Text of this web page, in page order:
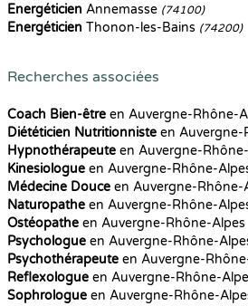
Energéticien Annemasse (74100)
Energéticien Thonon-les-Bains (74200)
Recherches associées
Coach Bien-être en Auvergne-Rhône-
Diététicien Nutritionniste en Auvergne-
Hypnothérapeute en Auvergne-
Kinesiologue en Auvergne-Rhône-
Médecine Douce en Auvergne-Rhône-
Naturopathe en Auvergne-Rhône-
Ostéopathe en Auvergne-Rhône-Alpes
Psychologue en Auvergne-Rhône-
Psychothérapeute en Auvergne-
Reflexologue en Auvergne-Rhône-
Sophrologue en Auvergne-Rhône-